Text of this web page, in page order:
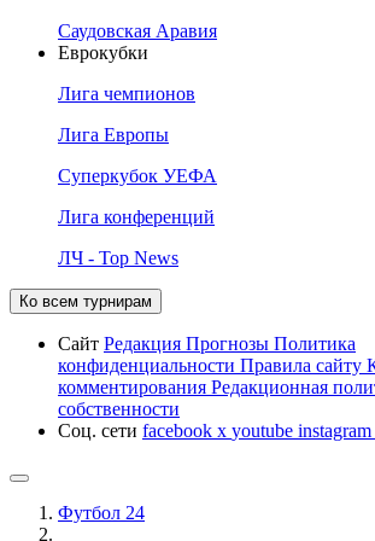
Саудовская Аравия
Еврокубки
Лига чемпионов
Лига Европы
Суперкубок УЕФА
Лига конференций
ЛЧ - Top News
Ко всем турнирам
Сайт Редакция Прогнозы Политика
конфиденциальности Правила сайту
комментирования Редакционная
собственности
Соц. сети facebook x youtube instagram
Футбол 24